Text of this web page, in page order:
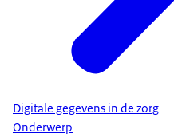
Digitale gegevens in de zorg
Onderwerp